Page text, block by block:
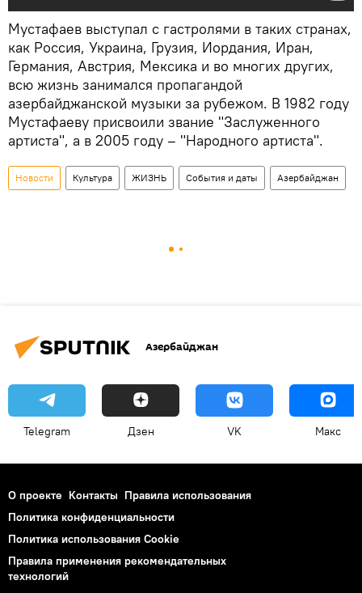
Мустафаев выступал с гастролями в таких странах,
как Россия, Украина, Грузия, Иордания, Иран,
Германия, Австрия, Мексика и во многих других,
всю жизнь занимался пропагандой
азербайджанской музыки за рубежом. В 1982 году
Мустафаеву присвоили звание "Заслуженного
артиста", а в 2005 году – "Народного артиста".
Новости Культура ЖИЗНЬ События и даты Азербайджан
Азербайджан
Telegram Дзен VK Макс
О проекте Контакты Правила использования
Политика конфиденциальности
Политика использования Cookie
Правила применения рекомендательных
технологий